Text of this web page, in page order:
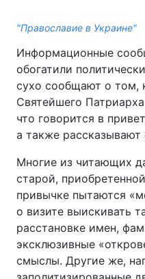
"Православие в Украине"
Информационные
обогатили
сухо сообщают о том,
Святейшего
что говорится в
а также рассказывают
Многие из читающих
старой,
привычке пытаются
о визите выискивать
расстановке имен,
эксклюзивные
смыслы. Другие же,